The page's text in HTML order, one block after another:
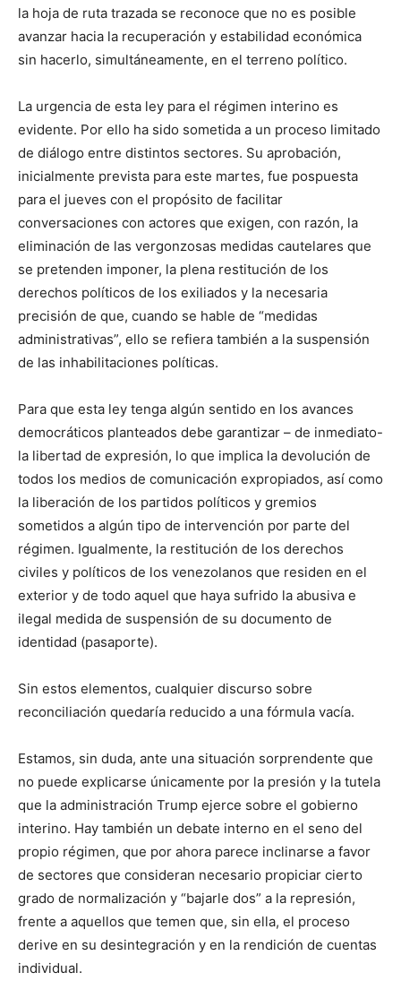
la hoja de ruta trazada se reconoce que no es posible
avanzar hacia la recuperación y estabilidad económica
sin hacerlo, simultáneamente, en el terreno político.
La urgencia de esta ley para el régimen interino es
evidente. Por ello ha sido sometida a un proceso limitado
de diálogo entre distintos sectores. Su aprobación,
inicialmente prevista para este martes, fue pospuesta
para el jueves con el propósito de facilitar
conversaciones con actores que exigen, con razón, la
eliminación de las vergonzosas medidas cautelares que
se pretenden imponer, la plena restitución de los
derechos políticos de los exiliados y la necesaria
precisión de que, cuando se hable de “medidas
administrativas”, ello se refiera también a la suspensión
de las inhabilitaciones políticas.
Para que esta ley tenga algún sentido en los avances
democráticos planteados debe garantizar – de inmediato-
la libertad de expresión, lo que implica la devolución de
todos los medios de comunicación expropiados, así como
la liberación de los partidos políticos y gremios
sometidos a algún tipo de intervención por parte del
régimen. Igualmente, la restitución de los derechos
civiles y políticos de los venezolanos que residen en el
exterior y de todo aquel que haya sufrido la abusiva e
ilegal medida de suspensión de su documento de
identidad (pasaporte).
Sin estos elementos, cualquier discurso sobre
reconciliación quedaría reducido a una fórmula vacía.
Estamos, sin duda, ante una situación sorprendente que
no puede explicarse únicamente por la presión y la tutela
que la administración Trump ejerce sobre el gobierno
interino. Hay también un debate interno en el seno del
propio régimen, que por ahora parece inclinarse a favor
de sectores que consideran necesario propiciar cierto
grado de normalización y “bajarle dos” a la represión,
frente a aquellos que temen que, sin ella, el proceso
derive en su desintegración y en la rendición de cuentas
individual.